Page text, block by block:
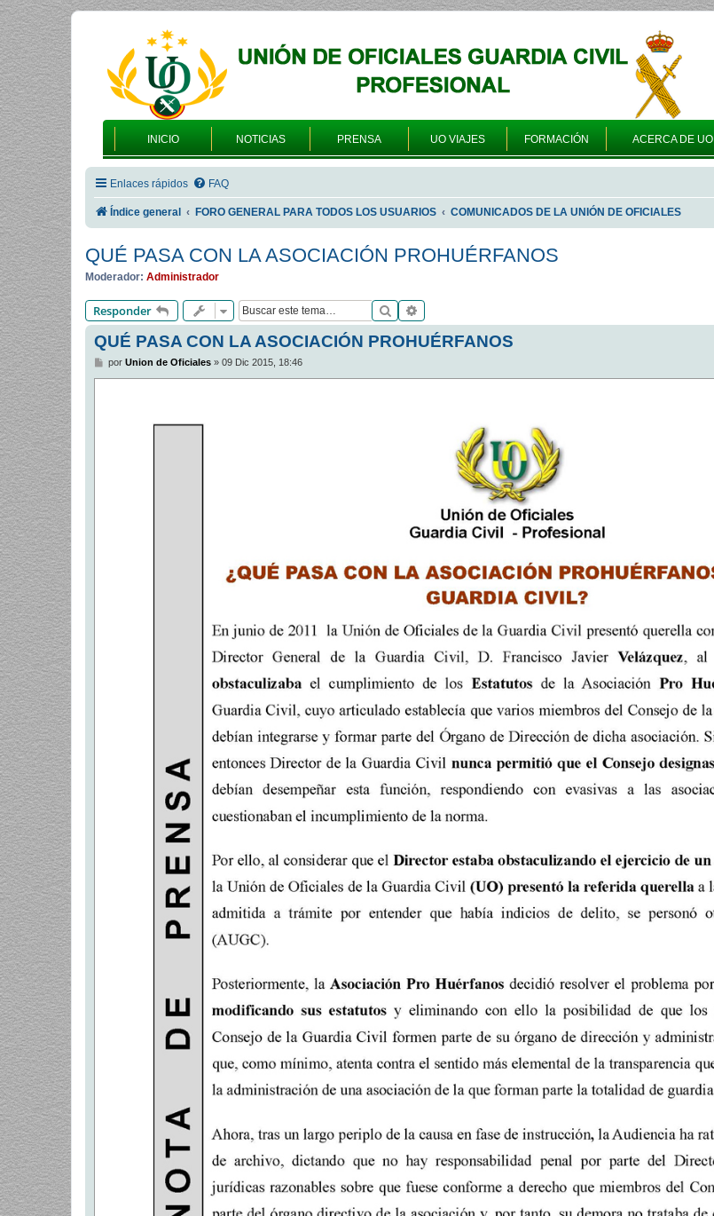
INICIO NOTICIAS PRENSA UO VIAJES FORMACIÓN ACERCA DE UO
Enlaces rápidos FAQ
Índice general FORO GENERAL PARA TODOS LOS USUARIOS COMUNICADOS DE LA UNIÓN DE OFICIALES
QUÉ PASA CON LA ASOCIACIÓN PROHUÉRFANOS
Moderador: Administrador
Responder Buscar
QUÉ PASA CON LA ASOCIACIÓN PROHUÉRFANOS
M
por Union de Oficiales» 09 Dic 2015, 18:46